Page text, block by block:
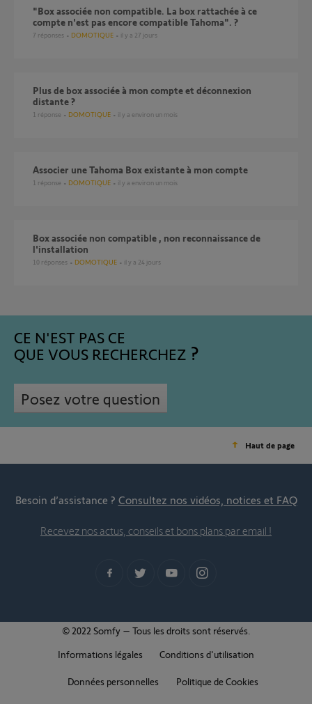
"Box associée non compatible. La box rattachée à ce
compte n'est pas encore compatible Tahoma". ?
7 réponses DOMOTIQUE il y a 27 jours
Plus de box associée à mon compte et déconnexion
distante ?
1 réponse DOMOTIQUE il y a environ un mois
Associer une Tahoma Box existante à mon compte
1 réponse DOMOTIQUE il y a environ un mois
Box associée non compatible , non reconnaissance de
l'installation
10 réponses DOMOTIQUE il y a 24 jours
CE N'EST PAS CE
QUE VOUS RECHERCHEZ
Posez votre question
Haut de page
Besoin d’assistance ? Consultez nos vidéos, notices et FAQ
Recevez nos actus, conseils et bons plans par email !
© 2022 Somfy – Tous les droits sont réservés.
Informations légales
Conditions d'utilisation
Données personnelles Politique de Cookies